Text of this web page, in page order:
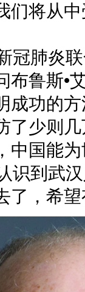
们将从
肺炎联
布鲁斯•
成功的
了少则
中国能
到武
了，希